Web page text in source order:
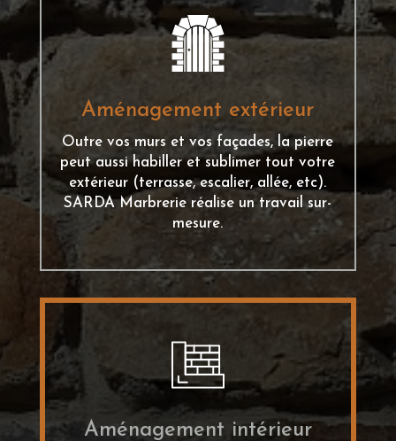
Aménagement extérieur
Outre vos murs et vos façades, la pierre
peut aussi habiller et sublimer tout votre
extérieur (terrasse, escalier, allée, etc).
SARDA Marbrerie réalise un travail sur-
mesure.
Aménagement intérieur